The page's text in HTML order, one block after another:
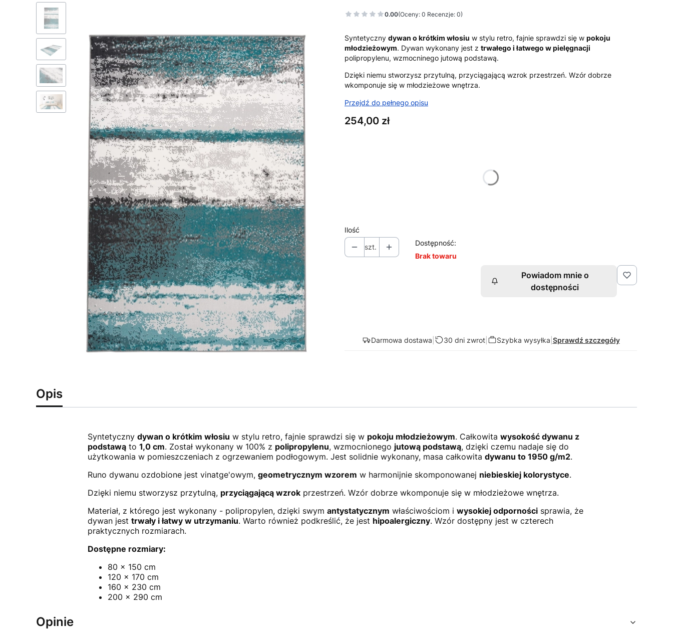
0.00(Oceny: 0 Recenzje: 0)
Syntetyczny dywan o krótkim włosiu w stylu retro, fajnie sprawdzi się w pokoju
młodzieżowym. Dywan wykonany jest z trwałego i łatwego w pielęgnacji
polipropylenu, wzmocninego jutową podstawą.
Dzięki niemu stworzysz przytulną, przyciągającą wzrok przestrzeń. Wzór dobrze
wkomponuje się w młodzieżowe wnętrza.
Przejdź do pełnego opisu
Cena
254,00 zł
Ilość
szt.
Dostępność:
Brak towaru
Powiadom mnie o
dostępności
Darmowa dostawa 30 dni zwrot| Szybka wysyłka Sprawdź szczegóły
Opis
Syntetyczny dywan o krótkim włosiu w stylu retro, fajnie sprawdzi się w pokoju młodzieżowym. Całkowita wysokość dywanu z
podstawąto 1,0 cm. Został wykonany w 100% z polipropylenu, wzmocnionego jutową podstawą, dzięki czemu nadaje się do
użytkowania w pomieszczeniach z ogrzewaniem podłogowym. Jest solidnie wykonany, masa całkowita dywanu to 1950 g/m2.
Runo dywanu ozdobione jest vinatge'owym, geometrycznym wzorem w harmonijnie skomponowanej niebieskiej kolorystyce.
Dzięki niemu stworzysz przytulną, przyciągającą wzrokprzestrzeń. Wzór dobrze wkomponuje się w młodzieżowe wnętrza.
Materiał, z którego jest wykonany - polipropylen, dzięki swym antystatycznym właściwościom i wysokiej odpornościsprawia, że
dywan jest trwały i łatwy w utrzymaniu. Warto również podkreślić, że jest hipoalergiczny. Wzór dostępny jest w czterech
praktycznych rozmiarach.
Dostępne rozmiary:
80 x 150 cm
120 x 170 cm
160 x 230 cm
200 x 290 cm
Opinie